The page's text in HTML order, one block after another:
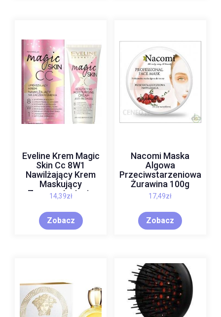
Eveline Krem Magic
Skin Cc 8W1
Nawilżający Krem
Maskujący
Zaczerwienienia
50Ml
14,39zł
Zobacz
Nacomi Maska
Algowa
Przeciwstarzeniowa
Żurawina 100g
17,49zł
Zobacz